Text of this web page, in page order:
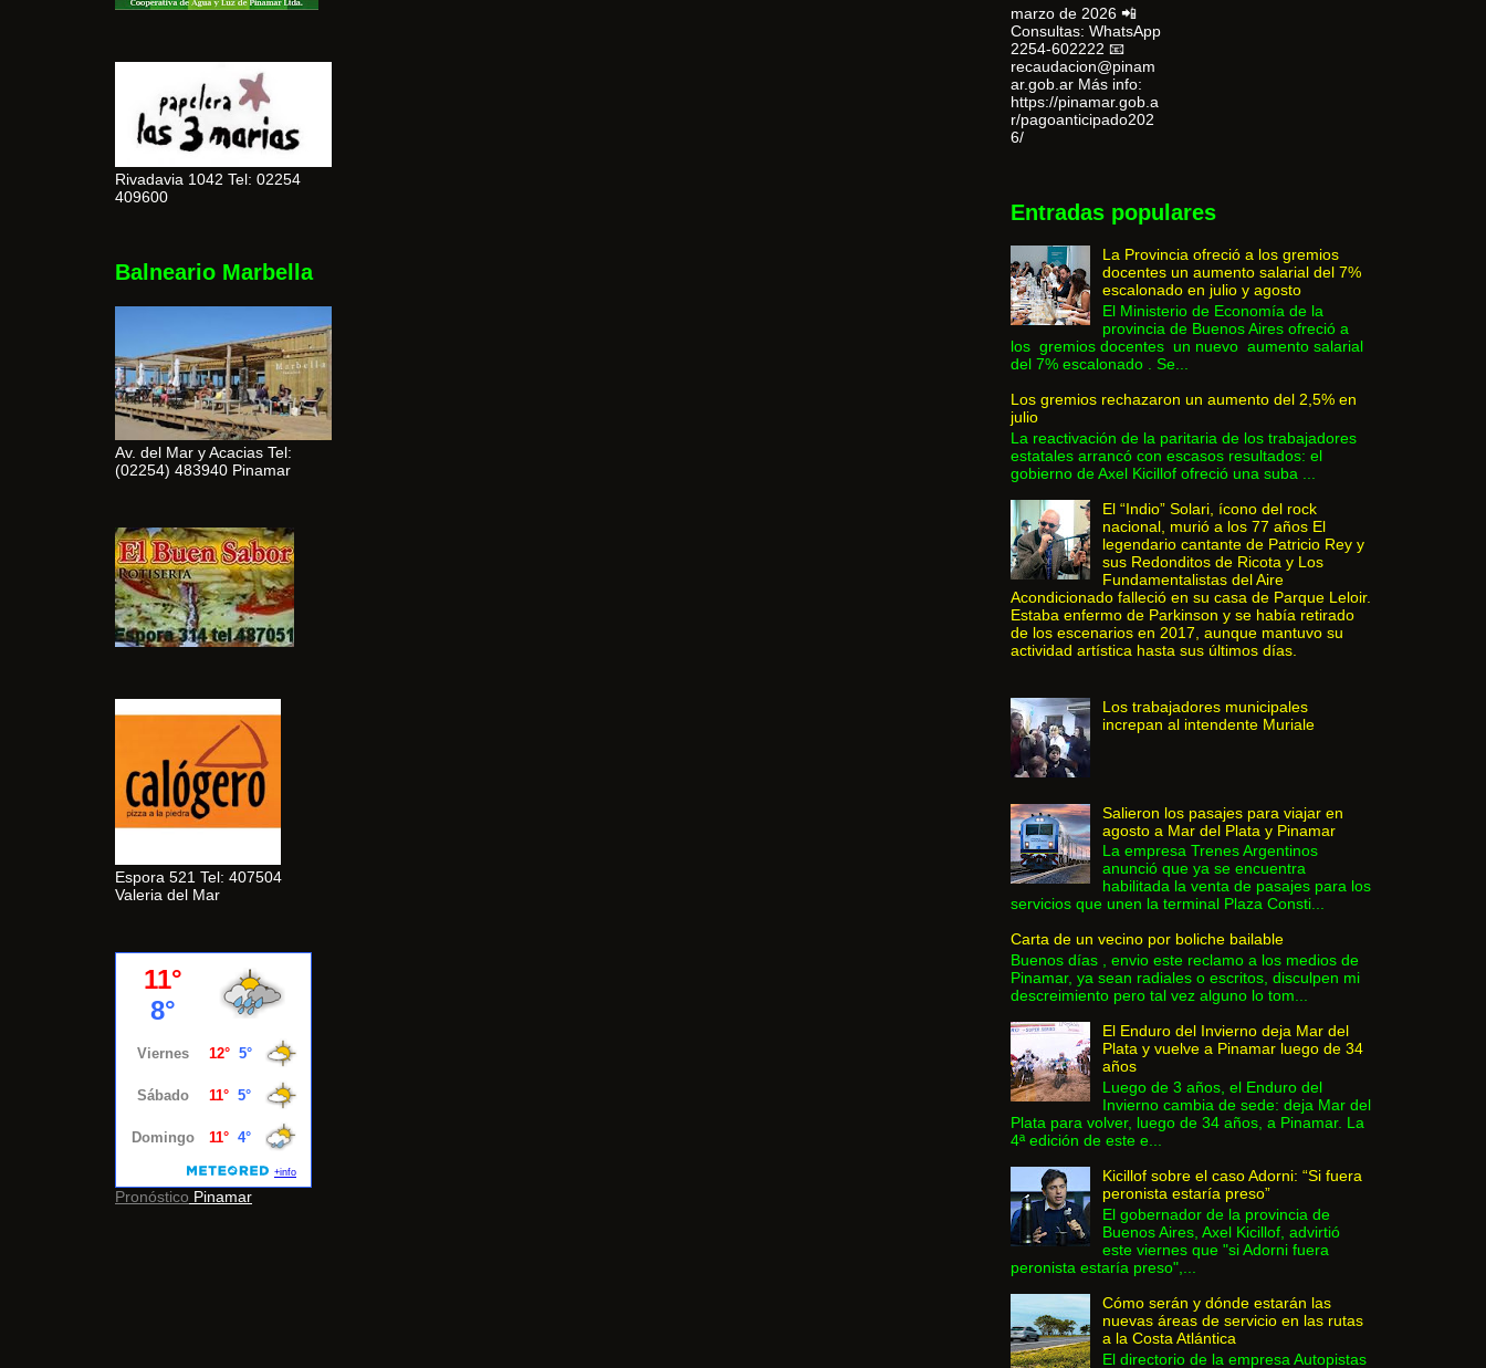
Rivadavia 1042 Tel: 02254
409600
Balneario Marbella
Av. del Mar y Acacias Tel:
(02254) 483940 Pinamar
Espora 521 Tel: 407504
Valeria del Mar
Pronóstico Pinamar
marzo de 2026 📲
Consultas: WhatsApp
2254-602222 📧
recaudacion@pinam
ar.gob.ar Más info:
https://pinamar.gob.a
r/pagoanticipado202
6/
Entradas populares
La Provincia ofreció a los gremios
docentes un aumento salarial del 7%
escalonado en julio y agosto
El Ministerio de Economía de la
provincia de Buenos Aires ofreció a
los gremios docentes un nuevo aumento salarial
del 7% escalonado . Se...
Los gremios rechazaron un aumento del 2,5% en
julio
La reactivación de la paritaria de los trabajadores
estatales arrancó con escasos resultados: el
gobierno de Axel Kicillof ofreció una suba ...
El “Indio” Solari, ícono del rock
nacional, murió a los 77 años El
legendario cantante de Patricio Rey y
sus Redonditos de Ricota y Los
Fundamentalistas del Aire
Acondicionado falleció en su casa de Parque Leloir.
Estaba enfermo de Parkinson y se había retirado
de los escenarios en 2017, aunque mantuvo su
actividad artística hasta sus últimos días.
Los trabajadores municipales
increpan al intendente Muriale
Salieron los pasajes para viajar en
agosto a Mar del Plata y Pinamar
La empresa Trenes Argentinos
anunció que ya se encuentra
habilitada la venta de pasajes para los
servicios que unen la terminal Plaza Consti...
Carta de un vecino por boliche bailable
Buenos días , envio este reclamo a los medios de
Pinamar, ya sean radiales o escritos, disculpen mi
descreimiento pero tal vez alguno lo tom...
El Enduro del Invierno deja Mar del
Plata y vuelve a Pinamar luego de 34
años
Luego de 3 años, el Enduro del
Invierno cambia de sede: deja Mar del
Plata para volver, luego de 34 años, a Pinamar. La
4ª edición de este e...
Kicillof sobre el caso Adorni: “Si fuera
peronista estaría preso”
El gobernador de la provincia de
Buenos Aires, Axel Kicillof, advirtió
este viernes que "si Adorni fuera
peronista estaría preso",...
Cómo serán y dónde estarán las
nuevas áreas de servicio en las rutas
a la Costa Atlántica
El directorio de la empresa Autopistas